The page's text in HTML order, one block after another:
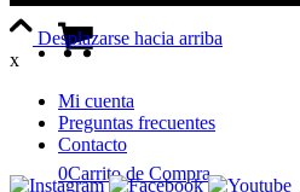
0Carrito de Compra
Desplazarse hacia arriba
x
Mi cuenta
Preguntas frecuentes
Contacto